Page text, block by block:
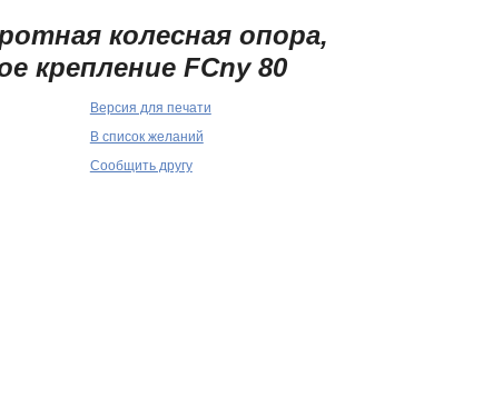
колесная опора,
крепление FCny 80
Версия для печати
В список желаний
Сообщить другу